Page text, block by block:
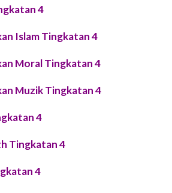
4
Islam Tingkatan 4
Moral Tingkatan 4
Muzik Tingkatan 4
4
Tingkatan 4
4